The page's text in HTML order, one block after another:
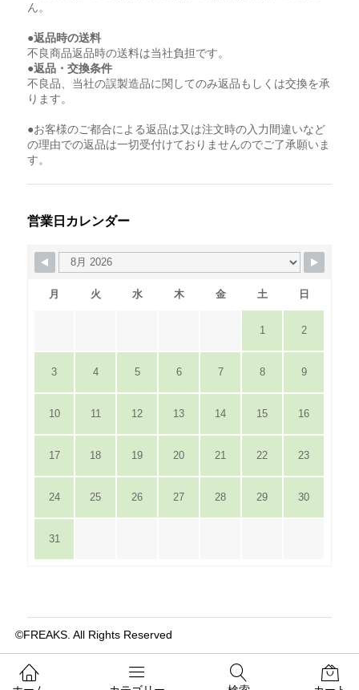
ん。
●返品時の送料
不良商品返品時の送料は当社負担です。
●返品・交換条件
不良品、当社の誤製造品に関してのみ返品もしくは交換を承
ります。
●お客様のご都合による返品は又は注文時の入力間違いなど
の理由での返品は一切受付けておりませんのでご了承願いま
す。
営業日カレンダー
月 火 水 木 金 土 日
1 2
3 4 5 6 7 8 9
10 11 12 13 14 15 16
17 18 19 20 21 22 23
24 25 26 27 28 29 30
31
©FREAKS. All Rights Reserved